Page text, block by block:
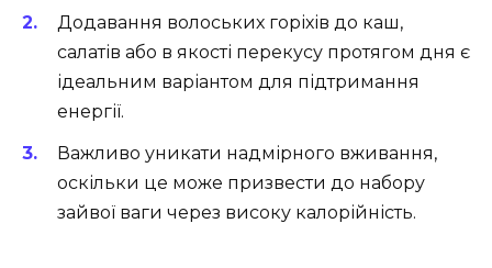
Додавання волоських горіхів до каш,
салатів або в якості перекусу протягом дня є
ідеальним варіантом для підтримання
енергії.
Важливо уникати надмірного вживання,
оскільки це може призвести до набору
зайвої ваги через високу калорійність.